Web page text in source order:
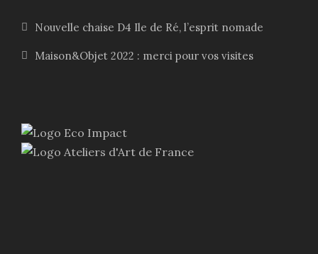
Nouvelle chaise D4 Ile de Ré, l’esprit nomade
Maison&Objet 2022 : merci pour vos visites